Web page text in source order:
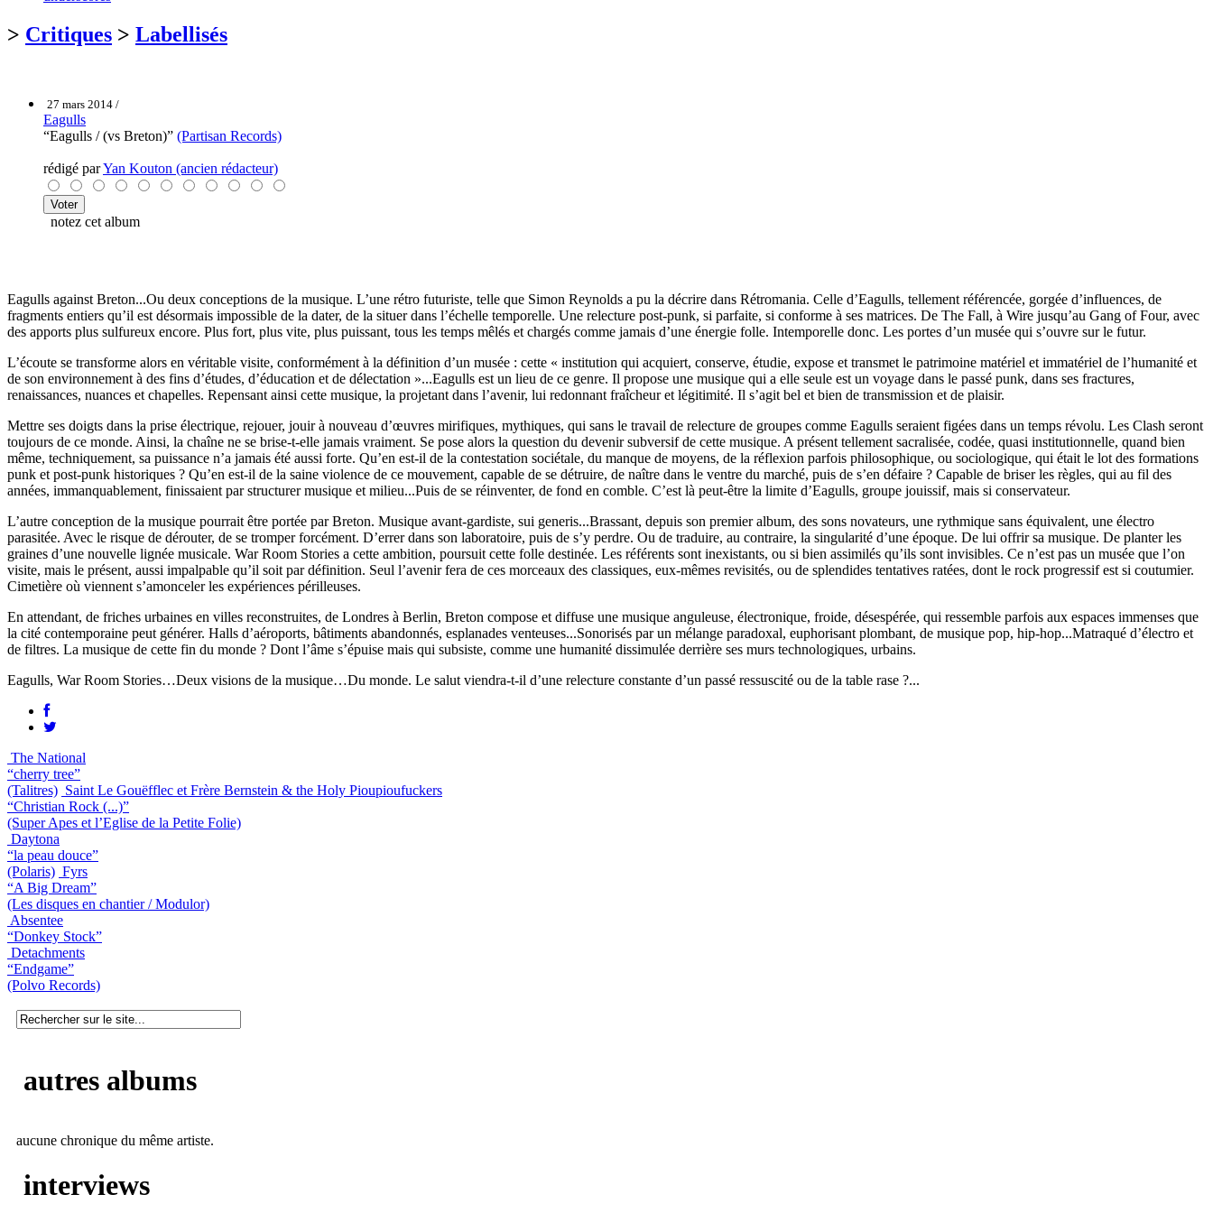
> Critiques > Labellisés
27 mars 2014 /
Eagulls
“Eagulls / (vs Breton)” (Partisan Records)
rédigé parYan Kouton (ancien rédacteur)
notez cet album
Eagulls against Breton...Ou deux conceptions de la musique. L’une rétro futuriste, telle que Simon Reynolds a pu la décrire dans Rétromania. Celle d’Eagulls, tellement référencée, gorgée d’influences, de
fragments entiers qu’il est désormais impossible de la dater, de la situer dans l’échelle temporelle. Une relecture post-punk, si parfaite, si conforme à ses matrices. De The Fall, à Wire jusqu’au Gang of Four, avec
des apports plus sulfureux encore. Plus fort, plus vite, plus puissant, tous les temps mêlés et chargés comme jamais d’une énergie folle. Intemporelle donc. Les portes d’un musée qui s’ouvre sur le futur.
L’écoute se transforme alors en véritable visite, conformément à la définition d’un musée : cette « institution qui acquiert, conserve, étudie, expose et transmet le patrimoine matériel et immatériel de l’humanité et
de son environnement à des fins d’études, d’éducation et de délectation »...Eagulls est un lieu de ce genre. Il propose une musique qui a elle seule est un voyage dans le passé punk, dans ses fractures,
renaissances, nuances et chapelles. Repensant ainsi cette musique, la projetant dans l’avenir, lui redonnant fraîcheur et légitimité. Il s’agit bel et bien de transmission et de plaisir.
Mettre ses doigts dans la prise électrique, rejouer, jouir à nouveau d’œuvres mirifiques, mythiques, qui sans le travail de relecture de groupes comme Eagulls seraient figées dans un temps révolu. Les Clash seront
toujours de ce monde. Ainsi, la chaîne ne se brise-t-elle jamais vraiment. Se pose alors la question du devenir subversif de cette musique. A présent tellement sacralisée, codée, quasi institutionnelle, quand bien
même, techniquement, sa puissance n’a jamais été aussi forte. Qu’en est-il de la contestation sociétale, du manque de moyens, de la réflexion parfois philosophique, ou sociologique, qui était le lot des formations
punk et post-punk historiques ? Qu’en est-il de la saine violence de ce mouvement, capable de se détruire, de naître dans le ventre du marché, puis de s’en défaire ? Capable de briser les règles, qui au fil des
années, immanquablement, finissaient par structurer musique et milieu...Puis de se réinventer, de fond en comble. C’est là peut-être la limite d’Eagulls, groupe jouissif, mais si conservateur.
L’autre conception de la musique pourrait être portée par Breton. Musique avant-gardiste, sui generis...Brassant, depuis son premier album, des sons novateurs, une rythmique sans équivalent, une électro
parasitée. Avec le risque de dérouter, de se tromper forcément. D’errer dans son laboratoire, puis de s’y perdre. Ou de traduire, au contraire, la singularité d’une époque. De lui offrir sa musique. De planter les
graines d’une nouvelle lignée musicale. War Room Stories a cette ambition, poursuit cette folle destinée. Les référents sont inexistants, ou si bien assimilés qu’ils sont invisibles. Ce n’est pas un musée que l’on
visite, mais le présent, aussi impalpable qu’il soit par définition. Seul l’avenir fera de ces morceaux des classiques, eux-mêmes revisités, ou de splendides tentatives ratées, dont le rock progressif est si coutumier.
Cimetière où viennent s’amonceler les expériences périlleuses.
En attendant, de friches urbaines en villes reconstruites, de Londres à Berlin, Breton compose et diffuse une musique anguleuse, électronique, froide, désespérée, qui ressemble parfois aux espaces immenses que
la cité contemporaine peut générer. Halls d’aéroports, bâtiments abandonnés, esplanades venteuses...Sonorisés par un mélange paradoxal, euphorisant plombant, de musique pop, hip-hop...Matraqué d’électro et
de filtres. La musique de cette fin du monde ? Dont l’âme s’épuise mais qui subsiste, comme une humanité dissimulée derrière ses murs technologiques, urbains.
Eagulls, War Room Stories…Deux visions de la musique…Du monde. Le salut viendra-t-il d’une relecture constante d’un passé ressuscité ou de la table rase ?...
The National
“cherry tree”
(Talitres) Saint Le Gouëfflec et Frère Bernstein & the Holy Pioupioufuckers
“Christian Rock (...)”
(Super Apes et l’Eglise de la Petite Folie)
Daytona
“la peau douce”
(Polaris) Fyrs
“A Big Dream”
(Les disques en chantier / Modulor)
Absentee
“Donkey Stock”
Detachments
“Endgame”
(Polvo Records)
autres albums
aucune chronique du même artiste.
interviews